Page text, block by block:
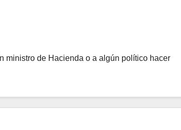
ministro de Hacienda o a algún político hacer